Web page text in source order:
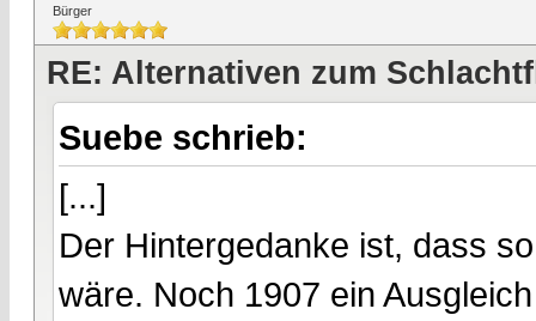
Bürger
RE: Alternativen zum
Suebe schrieb:
[...]
Der Hintergedanke ist, dass
wäre. Noch 1907 ein